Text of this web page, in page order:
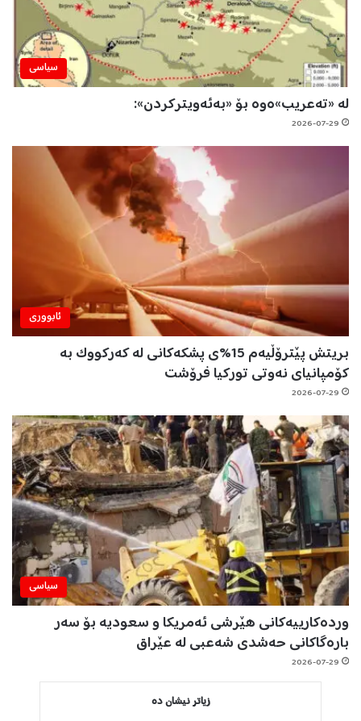
سیاسی
لە «تەعریب»ەوە بۆ «بەئەویترکردن»:
2026-07-29
ئابووری
بریتش پێترۆڵیەم 15%ی پشکەکانی لە کەرکووک بە
کۆمپانیای نەوتی تورکیا فرۆشت
2026-07-29
سیاسی
وردەکارییەکانی هێرشی ئەمریکا و سعودیە بۆ سەر
بارەگاکانی حەشدی شەعبی لە عێراق
2026-07-29
زیاتر نیشان دە